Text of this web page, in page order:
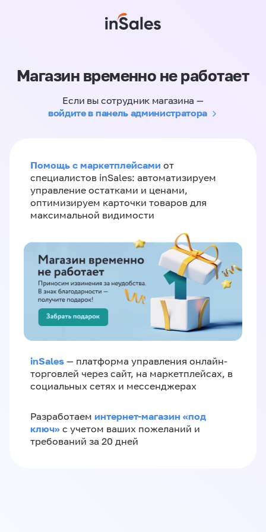
Магазин временно не работает
Если вы сотрудник магазина —
войдите в панель администратора
Помощь с маркетплейсами от
специалистов inSales: автоматизируем
управление остатками и ценами,
оптимизируем карточки товаров для
максимальной видимости
inSales — платформа управления онлайн-
торговлей через сайт, на маркетплейсах, в
социальных сетях и мессенджерах
Разработаем интернет-магазин «‎под
ключ»‎ с учетом ваших пожеланий и
требований за 20 дней